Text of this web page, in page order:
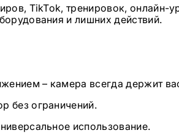
TikTok, тренировок, онлайн-
и лишних действий.
– камера всегда держит
без ограничений.
использование.